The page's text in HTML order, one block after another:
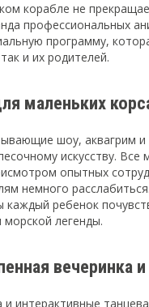
корабле не
профессиональных
программу,
и их родителей.
маленьких
шоу, аквагрим и
искусству. Все
опытных
немного
каждый ребенок
легенды.
вечеринка
и интерактивные